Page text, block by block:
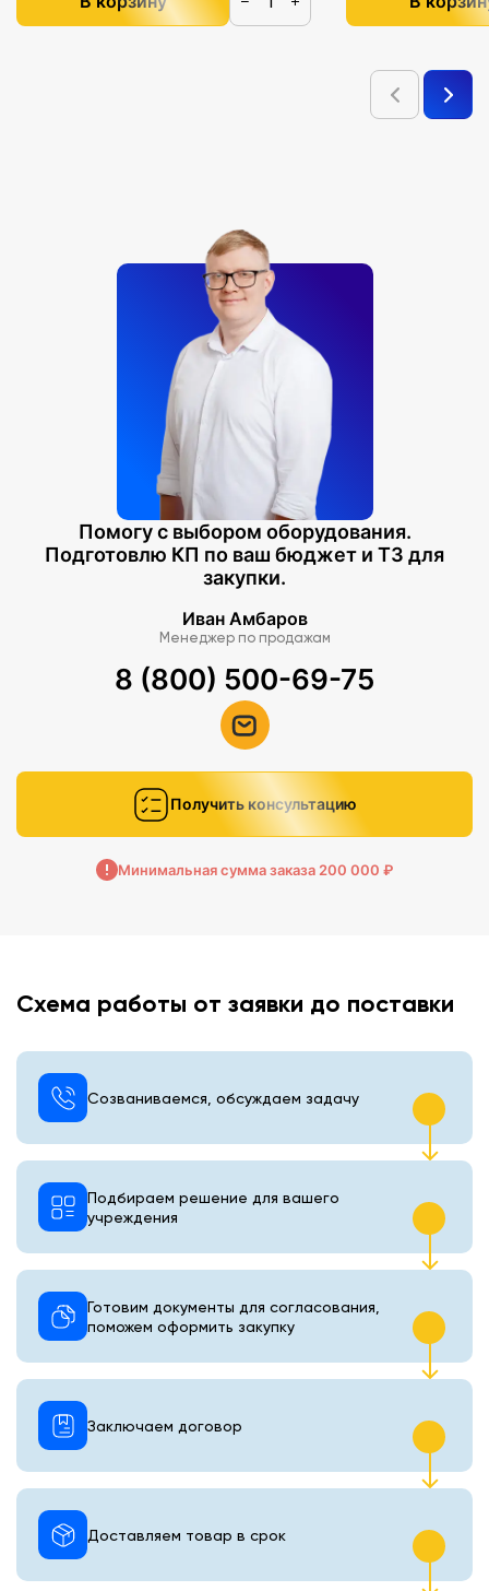
Помогу с выбором оборудования.
Подготовлю КП по ваш бюджет и ТЗ для
закупки.
Иван Амбаров
Менеджер по продажам
8 (800) 500-69-75
Получить консультацию
Минимальная сумма заказа 200 000 ₽
Схема работы от заявки до поставки
Созваниваемся, обсуждаем задачу
Подбираем решение для вашего
учреждения
Готовим документы для согласования,
поможем оформить закупку
Доставляем товар в срок
Заключаем договор